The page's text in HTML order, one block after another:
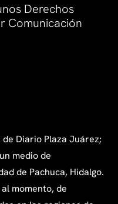
Derechos
Comunicación
Diario Plaza Juárez;
medio de
de Pachuca, Hidalgo.
momento, de